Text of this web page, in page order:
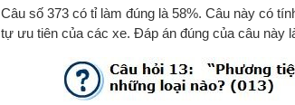
Câu số 373 có tỉ làm đúng là 58%. Câu này có
tự ưu tiên của các xe. Đáp án đúng của câu này